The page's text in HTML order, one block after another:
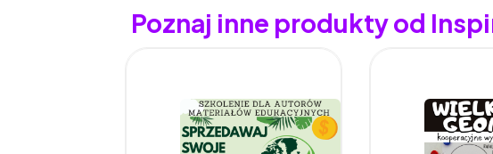
Poznaj inne produkty od